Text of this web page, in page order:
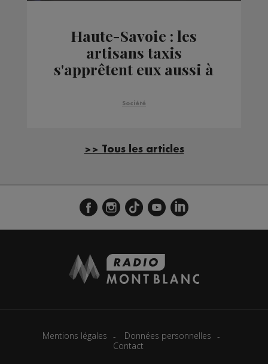
Haute-Savoie : les
artisans taxis
s'apprêtent eux aussi à
Société
>> Tous les articles
Mentions légales
Données personnelles
Contact